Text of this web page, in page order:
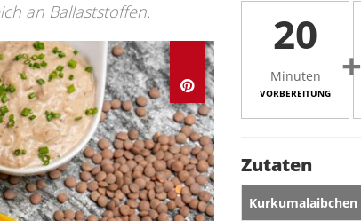
an Ballaststoffen. 20
Minuten
VORBEREITUNG
+
Zutaten
Kurkumalaibchen